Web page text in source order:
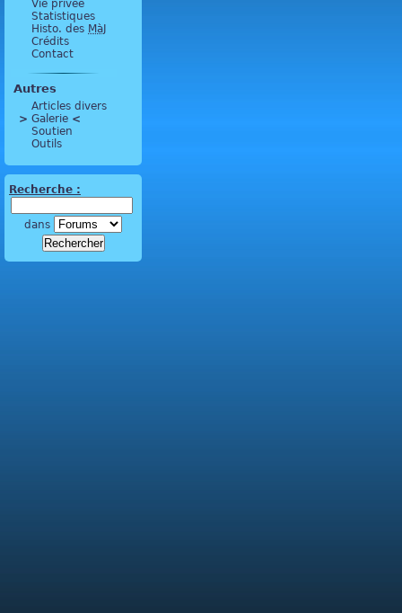
Vie privée
Statistiques
Histo. des MàJ
Crédits
Contact
Autres
Articles divers
> Galerie <
Soutien
Outils
Recherche :
dans